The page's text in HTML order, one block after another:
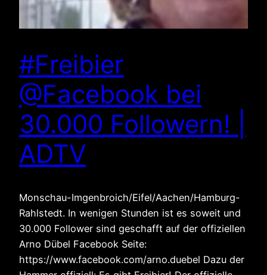
#Freibier
@Facebook bei
30.000 Followern! |
ADTV
Monschau-Imgenbroich/Eifel/Aachen/Hamburg-
Rahlstedt. In wenigen Stunden ist es soweit und
30.000 Follower sind geschafft auf der offiziellen
Arno Dübel Facebook Seite:
https://www.facebook.com/arno.duebel Dazu der